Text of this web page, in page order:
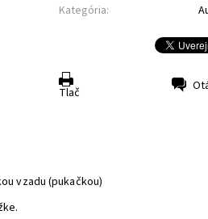
Kategória:
Tlač
vzadu (pukačkou)